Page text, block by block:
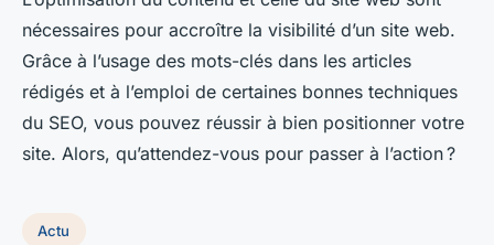
nécessaires pour accroître la visibilité d’un site web.
Grâce à l’usage des mots-clés dans les articles
rédigés et à l’emploi de certaines bonnes techniques
du SEO, vous pouvez réussir à bien positionner votre
site. Alors, qu’attendez-vous pour passer à l’action ?
Actu